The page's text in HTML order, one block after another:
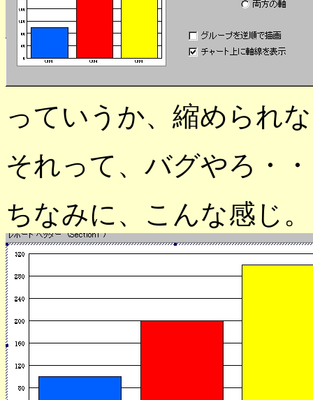
っていうか、縮められ
それって、バグやろ・
ちなみに、こんな感じ。